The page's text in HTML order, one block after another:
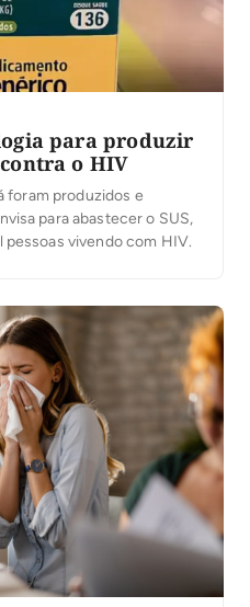
para produzir
o HIV
foram produzidos e
para abastecer o SUS,
vivendo com HIV.